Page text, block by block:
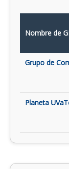
Nombre de
Grupo de
Planeta